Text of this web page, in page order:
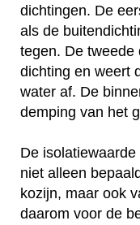
dichtingen. De
als de
tegen. De tweede
dichting en weert
water af. De
demping van het
De
niet alleen
kozijn, maar ook
daarom voor de